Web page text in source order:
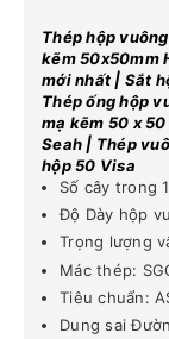
Thép hộp
kẽm 50x50mm
mới nhất | Sắt
Thép ống hộp
mạ kẽm 50 x
Seah | Thép
hộp 50 Visa
Số cây trong
Độ Dày hộp
Trọng lượng
Mác thép:
Tiêu chuẩn:
Dung sai